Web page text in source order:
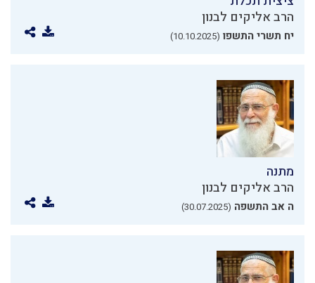
הרב אליקים לבנון
יח תשרי התשפו (10.10.2025)
מתנה
הרב אליקים לבנון
ה אב התשפה (30.07.2025)